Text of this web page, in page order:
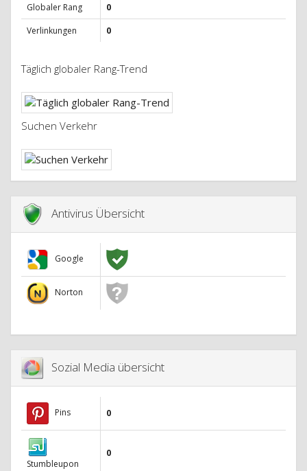
Globaler Rang
0
Verlinkungen
0
Täglich globaler Rang-Trend
Suchen Verkehr
Antivirus Übersicht
Google
Norton
Sozial Media übersicht
Pins 0
Stumbleupon
0